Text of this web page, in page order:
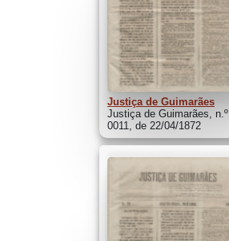
Justiça de Guimarães
Justiça de Guimarães, n.º
0011, de 22/04/1872